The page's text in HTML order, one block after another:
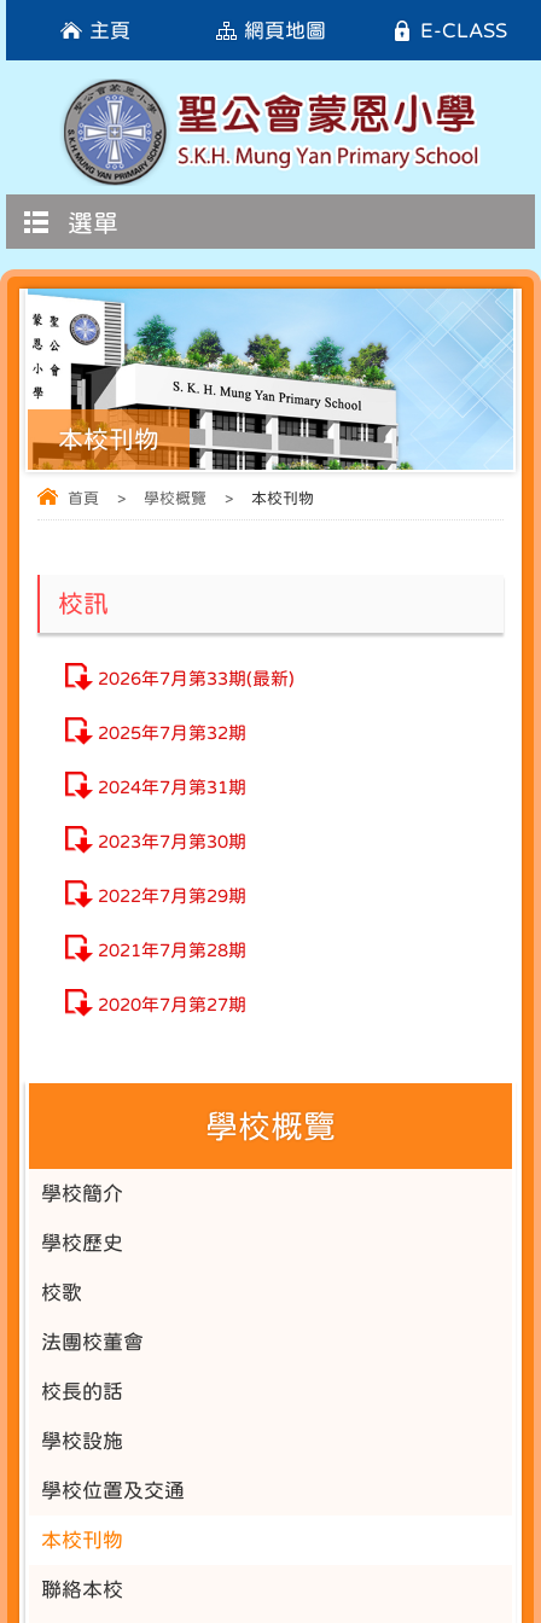
選單
E-CLASS
網頁地圖
主頁
本校刊物
首頁 > 學校概覽 > 本校刊物
校訊
2026年7月第33期(最新)
2025年7月第32期
2024年7月第31期
2023年7月第30期
2022年7月第29期
2021年7月第28期
2020年7月第27期
學校概覽
學校簡介
學校歷史
校歌
法團校董會
校長的話
學校設施
學校位置及交通
本校刊物
聯絡本校